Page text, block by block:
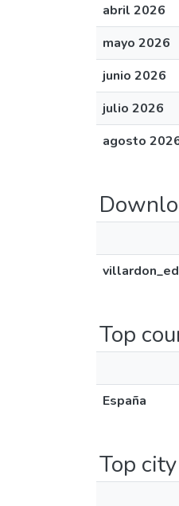
abril 2026
mayo 2026
junio 2026
julio 2026
agosto
Top
España
Top